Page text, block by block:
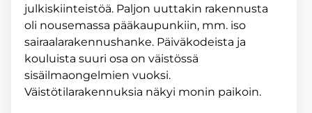
julkiskiinteistöä. Paljon uuttakin rakennusta
oli nousemassa pääkaupunkiin, mm. iso
sairaalarakennushanke. Päiväkodeista ja
kouluista suuri osa on väistössä
sisäilmaongelmien vuoksi.
Väistötilarakennuksia näkyi monin paikoin.